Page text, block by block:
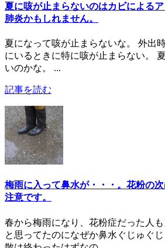
夏に咳が止まらないのはカビによる
肺炎かもしれません。
夏になって咳が止まらないな。 外出
にいるときに特に咳が止まらない。
いのかな。 ...
記事を読む
梅雨に入って鼻水が・・・。花粉の
注意です。
春から梅雨になり、花粉症だった人も
と思ってたのになぜか鼻水ぐじゅぐ